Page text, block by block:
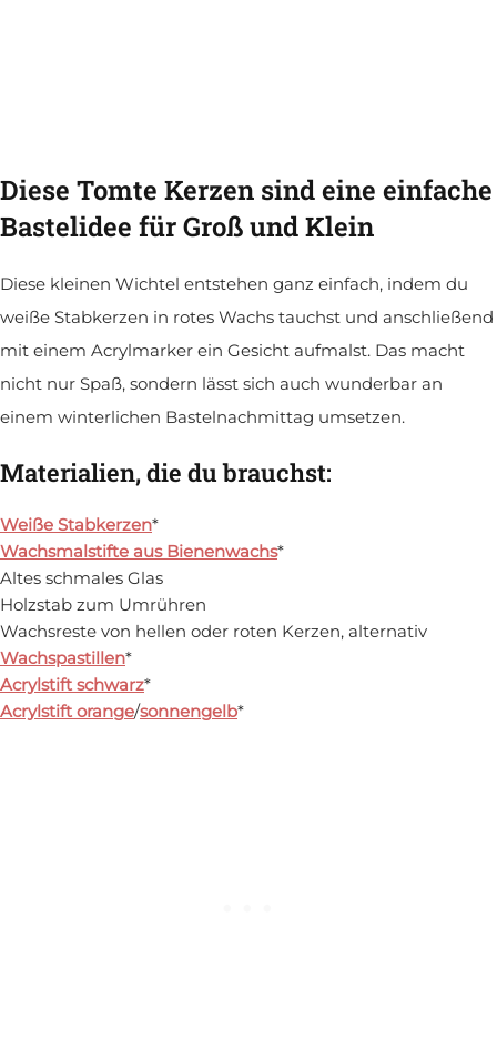
Diese Tomte Kerzen sind eine einfache
Bastelidee für Groß und Klein
Diese kleinen Wichtel entstehen ganz einfach, indem du
weiße Stabkerzen in rotes Wachs tauchst und anschließend
mit einem Acrylmarker ein Gesicht aufmalst. Das macht
nicht nur Spaß, sondern lässt sich auch wunderbar an
einem winterlichen Bastelnachmittag umsetzen.
Materialien, die du brauchst:
Weiße Stabkerzen*
Wachsmalstifte aus Bienenwachs*
Altes schmales Glas
Holzstab zum Umrühren
Wachsreste von hellen oder roten Kerzen, alternativ
Wachspastillen*
Acrylstift schwarz*
Acrylstift orange/sonnengelb*